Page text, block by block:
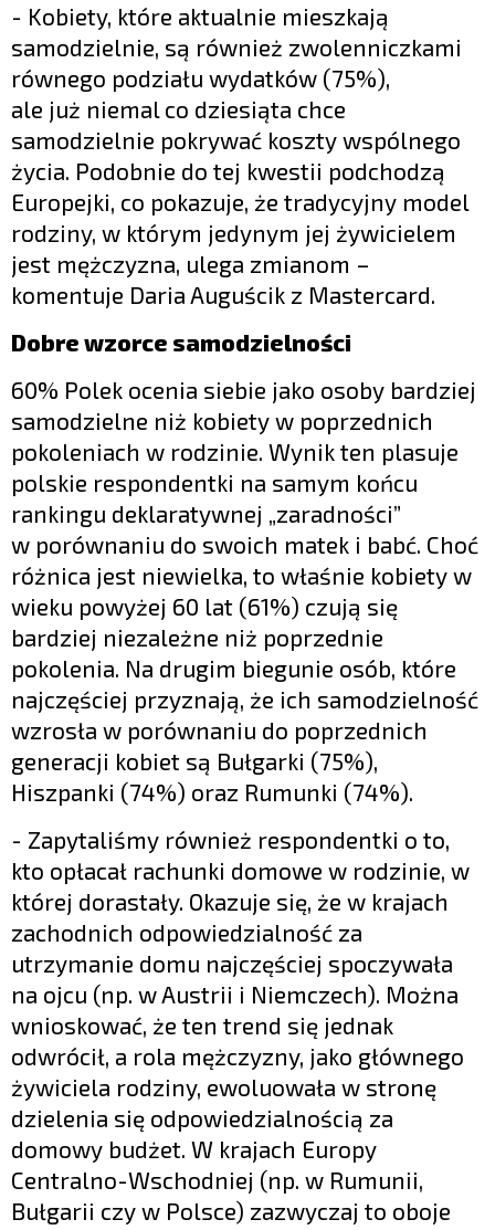
- Kobiety, które aktualnie mieszkają
samodzielnie, są również zwolenniczkami
równego podziału wydatków (75%),
ale już niemal co dziesiąta chce
samodzielnie pokrywać koszty wspólnego
życia. Podobnie do tej kwestii podchodzą
Europejki, co pokazuje, że tradycyjny model
rodziny, w którym jedynym jej żywicielem
jest mężczyzna, ulega zmianom –
komentuje Daria Auguścik z Mastercard.
Dobre wzorce samodzielności
60% Polek ocenia siebie jako osoby bardziej
samodzielne niż kobiety w poprzednich
pokoleniach w rodzinie. Wynik ten plasuje
polskie respondentki na samym końcu
rankingu deklaratywnej „zaradności”
w porównaniu do swoich matek i babć. Choć
różnica jest niewielka, to właśnie kobiety w
wieku powyżej 60 lat (61%) czują się
bardziej niezależne niż poprzednie
pokolenia. Na drugim biegunie osób, które
najczęściej przyznają, że ich samodzielność
wzrosła w porównaniu do poprzednich
generacji kobiet są Bułgarki (75%),
Hiszpanki (74%) oraz Rumunki (74%).
- Zapytaliśmy również respondentki o to,
kto opłacał rachunki domowe w rodzinie, w
której dorastały. Okazuje się, że w krajach
zachodnich odpowiedzialność za
utrzymanie domu najczęściej spoczywała
na ojcu (np. w Austrii i Niemczech). Można
wnioskować, że ten trend się jednak
odwrócił, a rola mężczyzny, jako głównego
żywiciela rodziny, ewoluowała w stronę
dzielenia się odpowiedzialnością za
domowy budżet. W krajach Europy
Centralno-Wschodniej (np. w Rumunii,
Bułgarii czy w Polsce) zazwyczaj to oboje